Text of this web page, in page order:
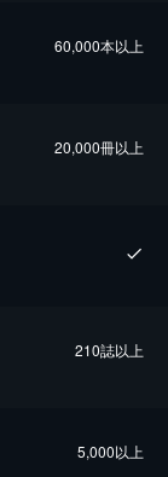
60,000本以上
20,000冊以上
210誌以上
5,000以上